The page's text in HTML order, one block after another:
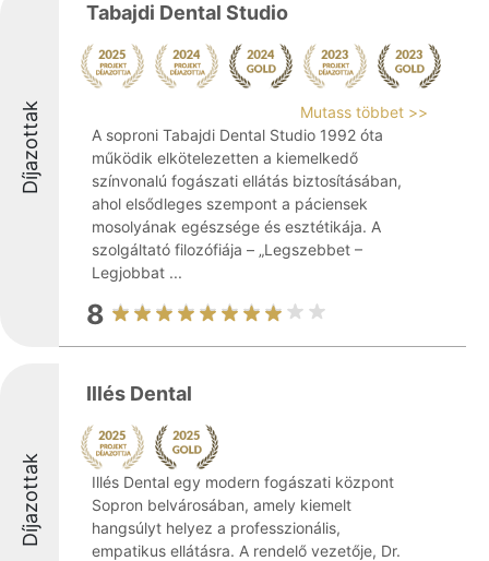
Díjazottak
Tabajdi Dental Studio
Mutass többet >>
A soproni Tabajdi Dental Studio 1992 óta
működik elkötelezetten a kiemelkedő
színvonalú fogászati ellátás biztosításában,
ahol elsődleges szempont a páciensek
mosolyának egészsége és esztétikája. A
szolgáltató filozófiája – „Legszebbet –
Legjobbat ...
8
Díjazottak
Illés Dental
Illés Dental egy modern fogászati központ
Sopron belvárosában, amely kiemelt
hangsúlyt helyez a professzionális,
empatikus ellátásra. A rendelő vezetője, Dr.